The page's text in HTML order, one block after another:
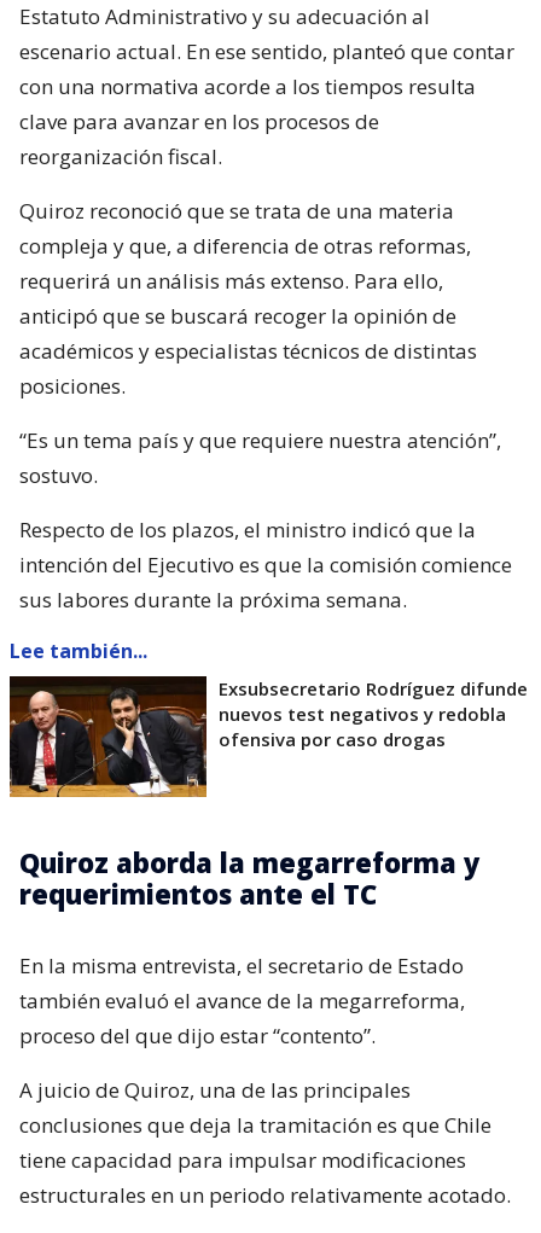
Estatuto Administrativo y su adecuación al
escenario actual. En ese sentido, planteó que contar
con una normativa acorde a los tiempos resulta
clave para avanzar en los procesos de
reorganización fiscal.
Quiroz reconoció que se trata de una materia
compleja y que, a diferencia de otras reformas,
requerirá un análisis más extenso. Para ello,
anticipó que se buscará recoger la opinión de
académicos y especialistas técnicos de distintas
posiciones.
“Es un tema país y que requiere nuestra atención”,
sostuvo.
Respecto de los plazos, el ministro indicó que la
intención del Ejecutivo es que la comisión comience
sus labores durante la próxima semana.
Lee también...
Exsubsecretario Rodríguez difunde
nuevos test negativos y redobla
ofensiva por caso drogas
Quiroz aborda la megarreforma y
requerimientos ante el TC
En la misma entrevista, el secretario de Estado
también evaluó el avance de la megarreforma,
proceso del que dijo estar “contento”.
A juicio de Quiroz, una de las principales
conclusiones que deja la tramitación es que Chile
tiene capacidad para impulsar modificaciones
estructurales en un periodo relativamente acotado.